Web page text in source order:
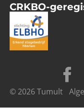
CRKBO-
© 2026 Tumult